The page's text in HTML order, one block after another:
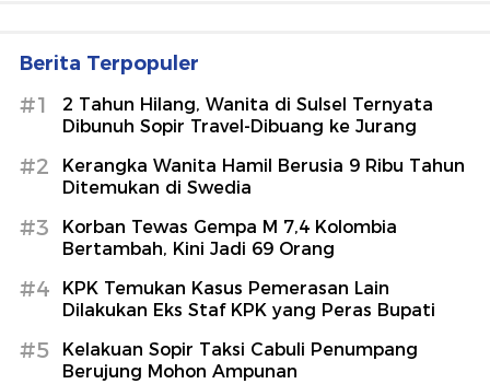
Berita Terpopuler
#1
2 Tahun Hilang, Wanita di Sulsel Ternyata
Dibunuh Sopir Travel-Dibuang ke Jurang
#2
Kerangka Wanita Hamil Berusia 9 Ribu Tahun
Ditemukan di Swedia
#3
Korban Tewas Gempa M 7,4 Kolombia
Bertambah, Kini Jadi 69 Orang
#4
KPK Temukan Kasus Pemerasan Lain
Dilakukan Eks Staf KPK yang Peras Bupati
#5
Kelakuan Sopir Taksi Cabuli Penumpang
Berujung Mohon Ampunan